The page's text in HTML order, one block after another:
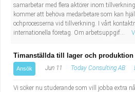
samarbetar med flera aktörer inom
kommer att behöva medarbetare som kan
ochprocesserna vid tillverkning. I vårt
internationella företag. Om arbetsuppgif...
Timanställda till lager och produktion
Ansök Jun 11 Today Consulting AB
Vi söker nu studerande som vill jobba extra